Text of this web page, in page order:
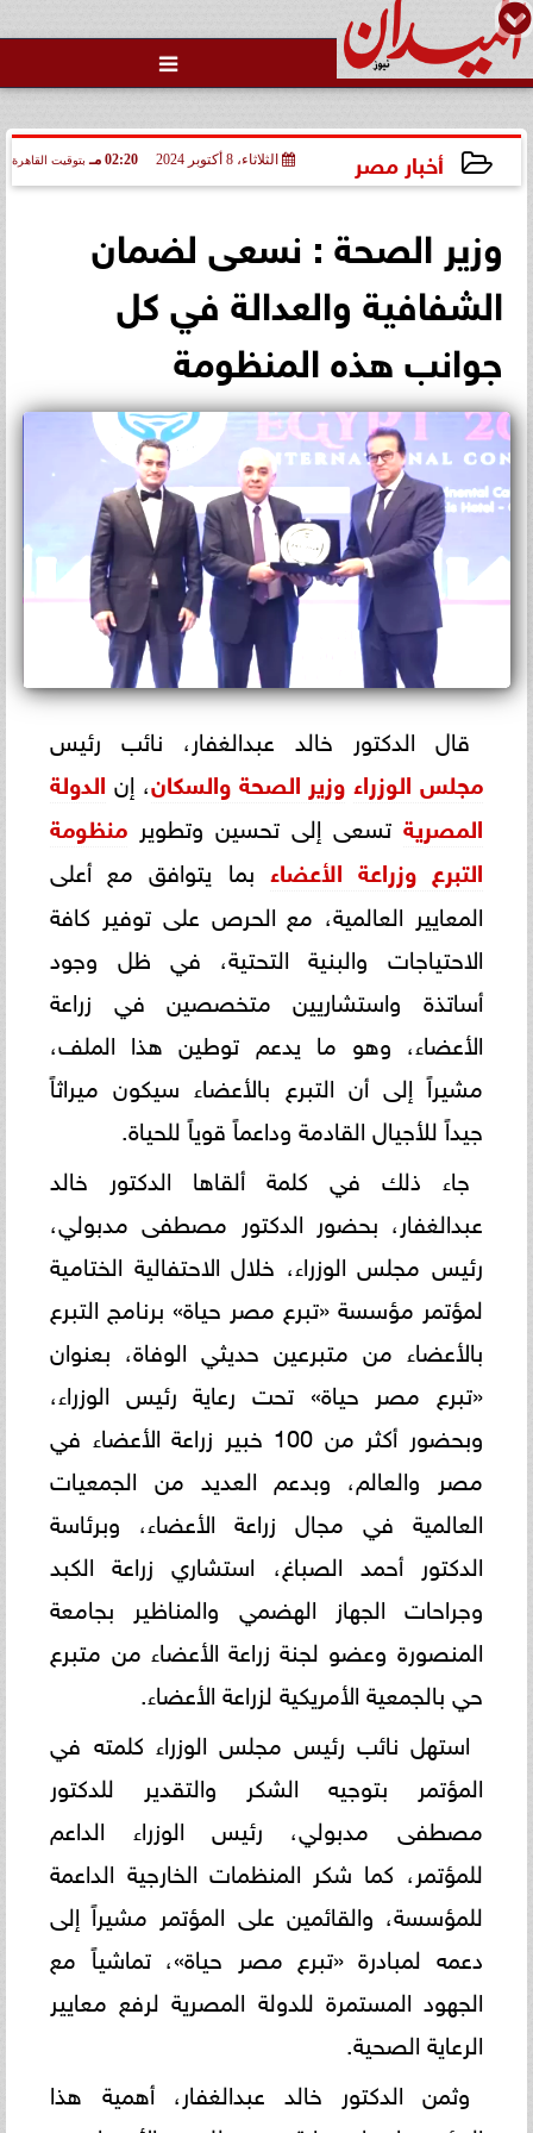

أخبار مصر الثلاثاء، 8 أكتوبر 2024 02:20 مـ بتوقيت القاهرة
وزير الصحة : نسعى لضمان
الشفافية والعدالة في كل
جوانب هذه المنظومة
قال الدكتور خالد عبدالغفار، نائب رئيس
مجلس الوزراء وزير الصحة والسكان، إن الدولة
المصرية تسعى إلى تحسين وتطوير منظومة
التبرع وزراعة الأعضاء بما يتوافق مع أعلى
المعايير العالمية، مع الحرص على توفير كافة
الاحتياجات والبنية التحتية، في ظل وجود
أساتذة واستشاريين متخصصين في زراعة
الأعضاء، وهو ما يدعم توطين هذا الملف،
مشيراً إلى أن التبرع بالأعضاء سيكون ميراثاً
جيداً للأجيال القادمة وداعماً قوياً للحياة.
جاء ذلك في كلمة ألقاها الدكتور خالد
عبدالغفار، بحضور الدكتور مصطفى مدبولي،
رئيس مجلس الوزراء، خلال الاحتفالية الختامية
لمؤتمر مؤسسة «تبرع مصر حياة» برنامج التبرع
بالأعضاء من متبرعين حديثي الوفاة، بعنوان
«تبرع مصر حياة» تحت رعاية رئيس الوزراء،
وبحضور أكثر من 100 خبير زراعة الأعضاء في
مصر والعالم، وبدعم العديد من الجمعيات
العالمية في مجال زراعة الأعضاء، وبرئاسة
الدكتور أحمد الصباغ، استشاري زراعة الكبد
وجراحات الجهاز الهضمي والمناظير بجامعة
المنصورة وعضو لجنة زراعة الأعضاء من متبرع
حي بالجمعية الأمريكية لزراعة الأعضاء.
استهل نائب رئيس مجلس الوزراء كلمته في
المؤتمر بتوجيه الشكر والتقدير للدكتور
مصطفى مدبولي، رئيس الوزراء الداعم
للمؤتمر، كما شكر المنظمات الخارجية الداعمة
للمؤسسة، والقائمين على المؤتمر مشيراً إلى
دعمه لمبادرة «تبرع مصر حياة»، تماشياً مع
الجهود المستمرة للدولة المصرية لرفع معايير
الرعاية الصحية.
وثمن الدكتور خالد عبدالغفار، أهمية هذا
وزارة الداخلية تفتح باب التقديم
لحج القرعة 2027.. اعرف الشروط